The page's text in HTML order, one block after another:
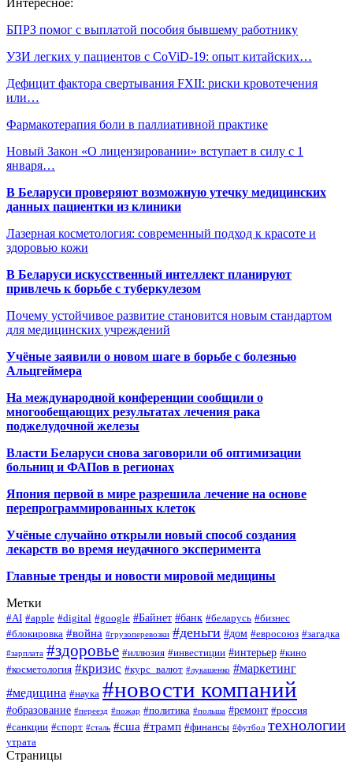
БПРЗ помог с выплатой пособия бывшему работнику
УЗИ легких у пациентов с CoViD-19: опыт китайских…
Дефицит фактора свертывания FXII: риски кровотечения
или…
Фармакотерапия боли в паллиативной практике
Новый Закон «О лицензировании» вступает в силу с 1
января…
В Беларуси проверяют возможную утечку медицинских
данных пациентки из клиники
Лазерная косметология: современный подход к красоте и
здоровью кожи
В Беларуси искусственный интеллект планируют
привлечь к борьбе с туберкулезом
Почему устойчивое развитие становится новым стандартом
для медицинских учреждений
Учёные заявили о новом шаге в борьбе с болезнью
Альцгеймера
На международной конференции сообщили о
многообещающих результатах лечения рака
поджелудочной железы
Власти Беларуси снова заговорили об оптимизации
больниц и ФАПов в регионах
Япония первой в мире разрешила лечение на основе
перепрограммированных клеток
Учёные случайно открыли новый способ создания
лекарств во время неудачного эксперимента
Главные тренды и новости мировой медицины
Метки
#AI #apple #digital #google #Байнет #банк #беларусь #бизнес
#блокировка #война #грузоперевозки #деньги #дом #евросоюз #загадка
#зарплата #здоровье #иллюзия #инвестиции #интерьер #кино
#косметология #кризис #курс_валют #лукашенко #маркетинг
#медицина #наука #новости компаний
#образование #переезд #пожар #политика #польша #ремонт #россия
#санкции #спорт #сталь #сша #трамп #финансы #футбол технологии
утрата
Страницы